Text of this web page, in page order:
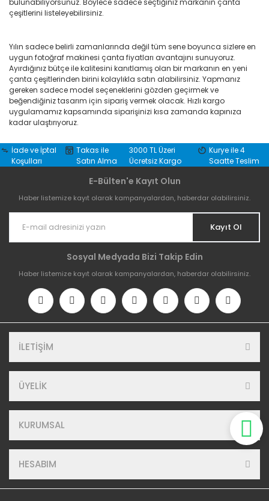
çeşitlerini listeleyebilirsiniz.
Yılın sadece belirli zamanlarında değil tüm sene boyunca sizlere en
uygun fotoğraf makinesi çanta fiyatları avantajını sunuyoruz.
Ayırdığınız bütçe ile kalitesini kanıtlamış olan bir markanın en yeni
çanta çeşitlerinden birini kolaylıkla satın alabilirsiniz. Yapmanız
gereken sadece model seçeneklerini gözden geçirmek ve
beğendiğiniz tasarım için sipariş vermek olacak. Hızlı kargo
uygulamamız kapsamında siparişinizi kısa zamanda kapınıza
kadar ulaştırıyoruz.
İade ve İptal
Koşulları
Takas ile
Satın Alma
3000 TL Üzeri
Ücretsiz Kargo
Kurye ile 4
Saatte Teslim
E-Bülten'e Kayıt Olun
Haber listemize kayıt olarak kampanyalardan, haberdar olabilirsiniz.
Kayıt Ol
Sosyal Medyada Bizi Takip Edin
Haber listemize kayıt olarak kampanyalardan, haberdar olabilirsiniz.
İLETİŞİM
ÜYELİK
KURUMSAL
HESABIM